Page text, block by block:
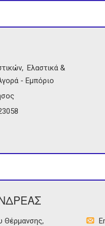
Ελαστικά &
- Εμπόριο
Θέρμανσης